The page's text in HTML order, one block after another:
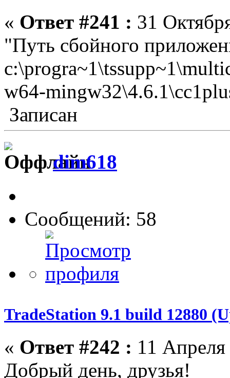
« Ответ #241 : 31
"Путь сбойного
w64-
Записан
dim618
Сообщений: 58
TradeStation 9.1 build 12880
« Ответ #242 : 11
Добрый день, друзья!